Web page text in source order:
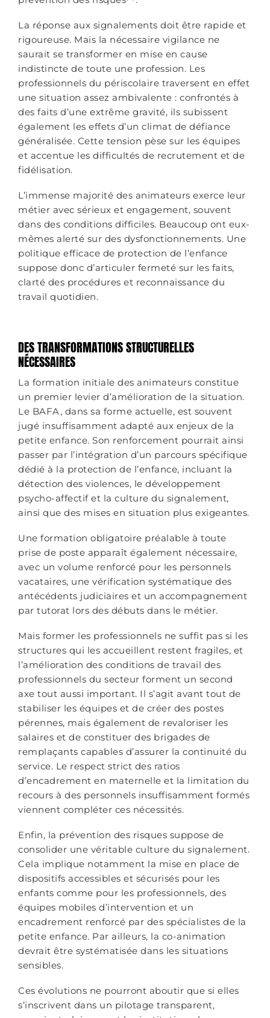
La réponse aux signalements doit être rapide et
rigoureuse. Mais la nécessaire vigilance ne
saurait se transformer en mise en cause
indistincte de toute une profession. Les
professionnels du périscolaire traversent en effet
une situation assez ambivalente : confrontés à
des faits d’une extrême gravité, ils subissent
également les effets d’un climat de défiance
généralisée. Cette tension pèse sur les équipes
et accentue les difficultés de recrutement et de
fidélisation.
L’immense majorité des animateurs exerce leur
métier avec sérieux et engagement, souvent
dans des conditions difficiles. Beaucoup ont eux-
mêmes alerté sur des dysfonctionnements. Une
politique efficace de protection de l’enfance
suppose donc d’articuler fermeté sur les faits,
clarté des procédures et reconnaissance du
travail quotidien.
DES TRANSFORMATIONS STRUCTURELLES
NÉCESSAIRES
La formation initiale des animateurs constitue
un premier levier d’amélioration de la situation.
Le BAFA, dans sa forme actuelle, est souvent
jugé insuffisamment adapté aux enjeux de la
petite enfance. Son renforcement pourrait ainsi
passer par l’intégration d’un parcours spécifique
dédié à la protection de l’enfance, incluant la
détection des violences, le développement
psycho-affectif et la culture du signalement,
ainsi que des mises en situation plus exigeantes.
Une formation obligatoire préalable à toute
prise de poste apparaît également nécessaire,
avec un volume renforcé pour les personnels
vacataires, une vérification systématique des
antécédents judiciaires et un accompagnement
par tutorat lors des débuts dans le métier.
Mais former les professionnels ne suffit pas si les
structures qui les accueillent restent fragiles, et
l’amélioration des conditions de travail des
professionnels du secteur forment un second
axe tout aussi important. Il s’agit avant tout de
stabiliser les équipes et de créer des postes
pérennes, mais également de revaloriser les
salaires et de constituer des brigades de
remplaçants capables d’assurer la continuité du
service. Le respect strict des ratios
d’encadrement en maternelle et la limitation du
recours à des personnels insuffisamment formés
viennent compléter ces nécessités.
Enfin, la prévention des risques suppose de
consolider une véritable culture du signalement.
Cela implique notamment la mise en place de
dispositifs accessibles et sécurisés pour les
enfants comme pour les professionnels, des
équipes mobiles d’intervention et un
encadrement renforcé par des spécialistes de la
petite enfance. Par ailleurs, la co-animation
devrait être systématisée dans les situations
sensibles.
Ces évolutions ne pourront aboutir que si elles
s’inscrivent dans un pilotage transparent,